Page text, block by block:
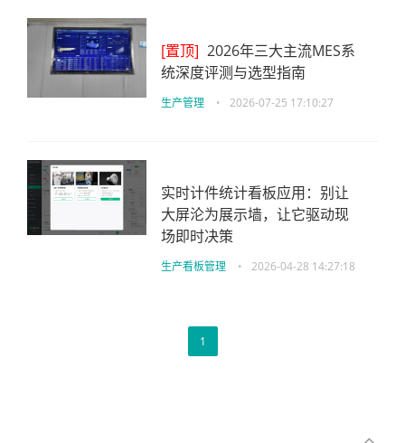
[置顶] 2026年三大主流MES系
统深度评测与选型指南
生产管理 • 2026-07-25 17:10:27
实时计件统计看板应用：别让
大屏沦为展示墙，让它驱动现
场即时决策
生产看板管理 • 2026-04-28 14:27:18
1